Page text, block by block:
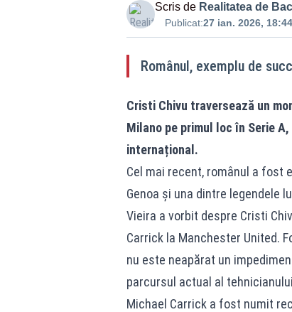
Scris de Realitatea de
Publicat:27 ian. 2026, 18:44
Românul, exemplu de
Cristi Chivu traversează un
Milano pe primul loc în Serie
internațional.
Cel mai recent, românul a fost
Genoa și una dintre legendele
Vieira a vorbit despre Cristi
Carrick la Manchester United.
nu este neapărat un
parcursul actual al
Michael Carrick a fost numit